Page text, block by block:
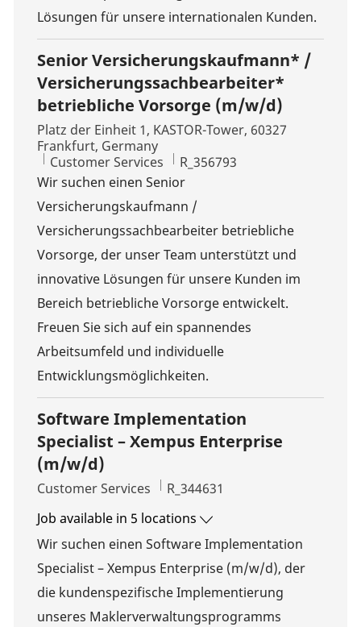
Lösungen für unsere internationalen Kunden.
Senior Versicherungskaufmann* /
Versicherungssachbearbeiter*
betriebliche Vorsorge (m/w/d)
Location
Platz der Einheit 1, KASTOR-Tower, 60327
Frankfurt, Germany
Category
Customer Services Job Id
R_356793
Wir suchen einen Senior
Versicherungskaufmann /
Versicherungssachbearbeiter betriebliche
Vorsorge, der unser Team unterstützt und
innovative Lösungen für unsere Kunden im
Bereich betriebliche Vorsorge entwickelt.
Freuen Sie sich auf ein spannendes
Arbeitsumfeld und individuelle
Entwicklungsmöglichkeiten.
Software Implementation
Specialist – Xempus Enterprise
(m/w/d)
Category
Customer Services Job Id
R_344631
Job available in 5 locations
Wir suchen einen Software Implementation
Specialist – Xempus Enterprise (m/w/d), der
die kundenspezifische Implementierung
unseres Maklerverwaltungsprogramms